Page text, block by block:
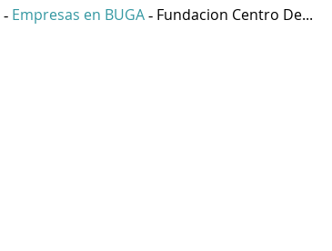
- Empresas en BUGA - Fundacion Centro De...